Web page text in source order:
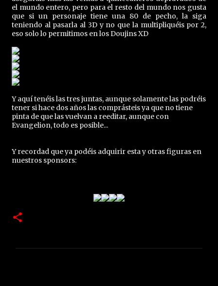
el mundo entero, pero para el resto del mundo nos gusta
que si un personaje tiene una 80 de pecho, la siga
teniendo al pasarla al 3D y no que la multipliquéis por 2,
eso solo lo permitimos en los Doujins XD
Y aquí tenéis las tres juntas, aunque solamente las podréis
tener si hace dos años las comprásteis ya que no tiene
pinta de que las vuelvan a reeditar, aunque con
Evangelion, todo es posible...
Y recordad que ya podéis adquirir esta y otras figuras en
nuestros sponsors: